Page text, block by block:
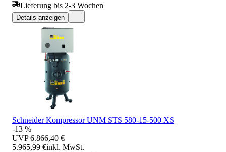
Lieferung bis 2-3 Wochen
Details anzeigen
Schneider Kompressor UNM STS 580-15-500 XS
-13 %
UVP 6.866,40 €
5.965,99 €inkl. MwSt.